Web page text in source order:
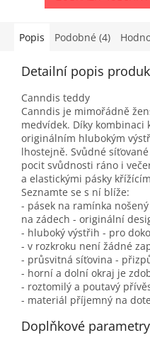
Popis Podobné (4)
Detailní popis
Canndis teddy
Canndis je mimořádně
medvídek. Díky kombinaci
originálním hlubokým
lhostejně. Svůdné
pocit svůdnosti ráno i
a elastickými pásky
Seznamte se s ní blíže:
- pásek na ramínka
na zádech - originální
- hluboký výstřih - pro
- v rozkroku není žádné
- průsvitná síťovina -
- horní a dolní okraj je
- roztomilý a poutavý
- materiál příjemný na
Doplňkové parametry